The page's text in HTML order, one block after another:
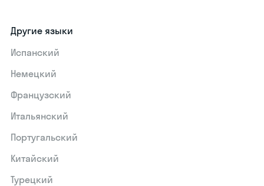
Другие языки
Испанский
Немецкий
Французский
Итальянский
Португальский
Китайский
Турецкий